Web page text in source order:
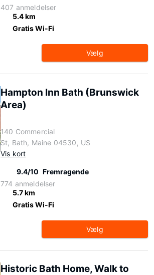
407 anmeldelser
5.4 km
Gratis Wi-Fi
Vælg
Hampton Inn Bath (Brunswick
Area)
140 Commercial
St, Bath, Maine 04530, US
Vis kort
9.4/10 Fremragende
774 anmeldelser
5.7 km
Gratis Wi-Fi
Vælg
Historic Bath Home, Walk to